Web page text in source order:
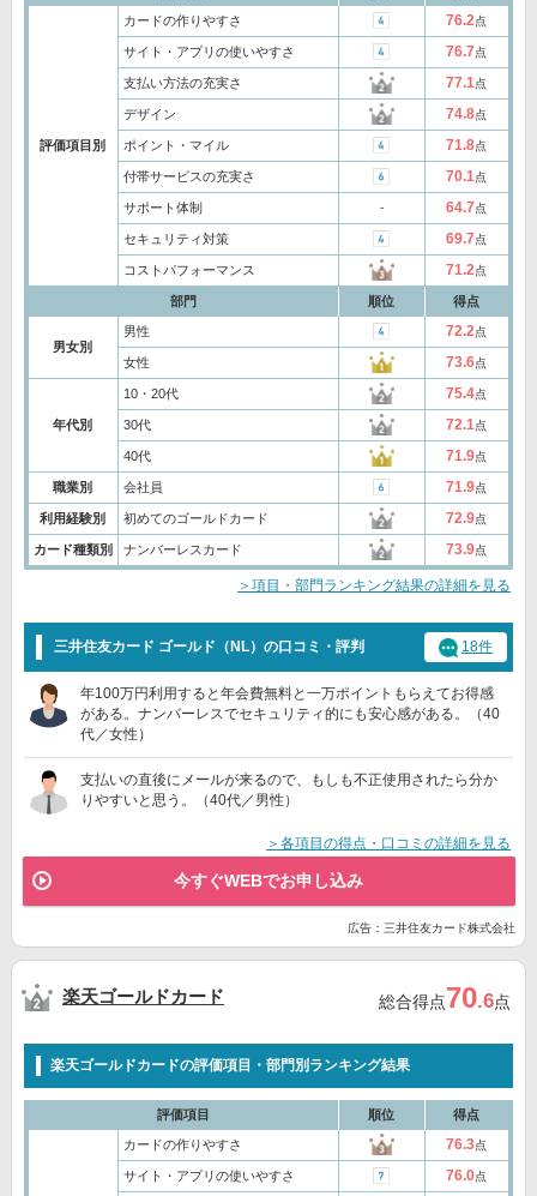
評価項目別
カードの作りやすさ 76.2点
サイト・アプリの使いやすさ 76.7点
支払い方法の充実さ 77.1点
デザイン 74.8点
ポイント・マイル 71.8点
付帯サービスの充実さ 70.1点
サポート体制 ‐ 64.7点
セキュリティ対策 69.7点
コストパフォーマンス 71.2点
部門 順位 得点
男女別
男性 72.2点
女性 73.6点
年代別
10・20代 75.4点
30代 72.1点
40代 71.9点
職業別 会社員 71.9点
利用経験別 初めてのゴールドカード 72.9点
カード種類別 ナンバーレスカード 73.9点
＞項目・部門ランキング結果の詳細を見る
三井住友カード ゴールド（NL）の口コミ・評判 18件
年100万円利用すると年会費無料と一万ポイントもらえてお得感
がある。ナンバーレスでセキュリティ的にも安心感がある。（40
代／女性）
支払いの直後にメールが来るので、もしも不正使用されたら分か
りやすいと思う。（40代／男性）
＞各項目の得点・口コミの詳細を見る
今すぐWEBでお申し込み
広告：三井住友カード株式会社
楽天ゴールドカード 総合得点70.6点
楽天ゴールドカードの評価項目・部門別ランキング結果
評価項目 順位 得点
カードの作りやすさ 76.3点
サイト・アプリの使いやすさ 76.0点